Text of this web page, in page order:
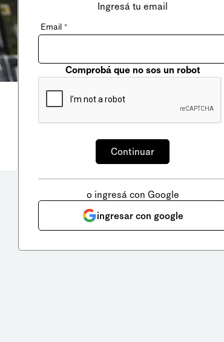
Ingresá tu email
Email *
Comprobá que no sos un robot
o ingresá con Google
ingresar con google